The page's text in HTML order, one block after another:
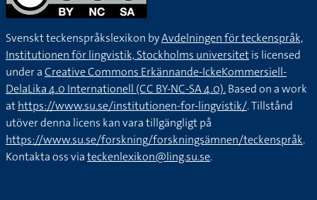
Svenskt teckenspråkslexikon byAvdelningen för teckenspråk,
Institutionen för lingvistik, Stockholms universitetis licensed
under aCreative Commons Erkännande-IckeKommersiell-
DelaLika 4.0 Internationell (CC BY-NC-SA 4.0).Based on a work
athttps://www.su.se/institutionen-for-lingvistik/. Tillstånd
utöver denna licens kan vara tillgängligt på
https://www.su.se/forskning/forskningsämnen/teckenspråk.
Kontakta oss viateckenlexikon@ling.su.se.